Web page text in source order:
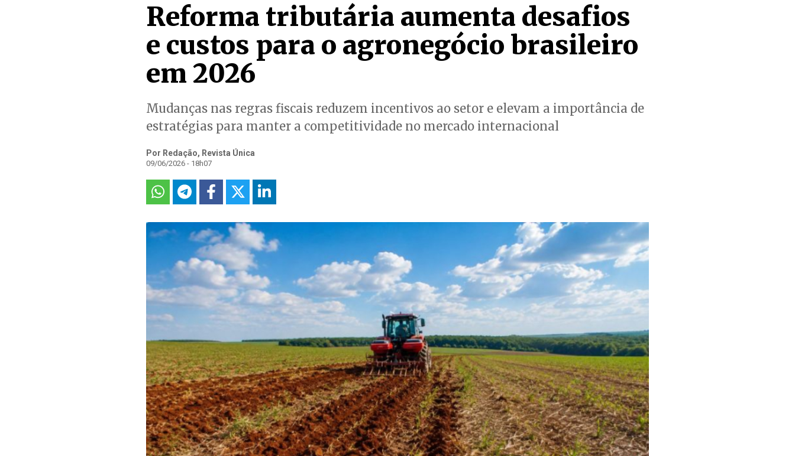
Reforma tributária aumenta desafios
e custos para o agronegócio brasileiro
em 2026
Mudanças nas regras fiscais reduzem incentivos ao setor e elevam a importância de
estratégias para manter a competitividade no mercado internacional
Por Redação, Revista Única
09/06/2026 - 18h07